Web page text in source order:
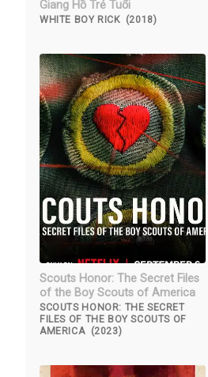
Giang Hồ Trẻ Tuổi
WHITE BOY RICK (2018)
Scouts Honor: The Secret Files
of the Boy Scouts of America
SCOUTS HONOR: THE SECRET
FILES OF THE BOY SCOUTS OF
AMERICA (2023)